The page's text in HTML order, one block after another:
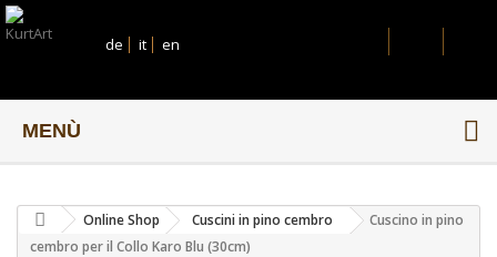
de it en
MENÙ
Online Shop Cuscini in pino cembro
Cuscino in pino
cembro per il Collo Karo Blu (30cm)